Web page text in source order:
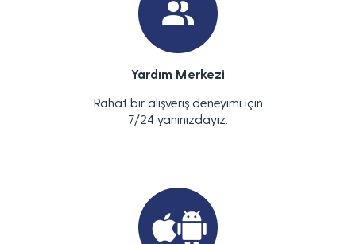
Yardım Merkezi
Rahat bir alışveriş deneyimi için
7/24 yanınızdayız.